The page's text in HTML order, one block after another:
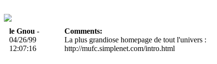
le Gnou -
04/26/99
12:07:16
Comments:
La plus grandiose homepage de tout l'univers :
http://mufc.simplenet.com/intro.html